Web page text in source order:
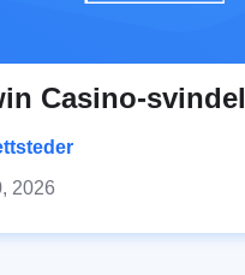
Casino-svindel
2026